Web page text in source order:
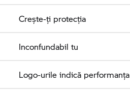
Crește-ți protecția
Inconfundabil tu
Logo-urile indică performanța